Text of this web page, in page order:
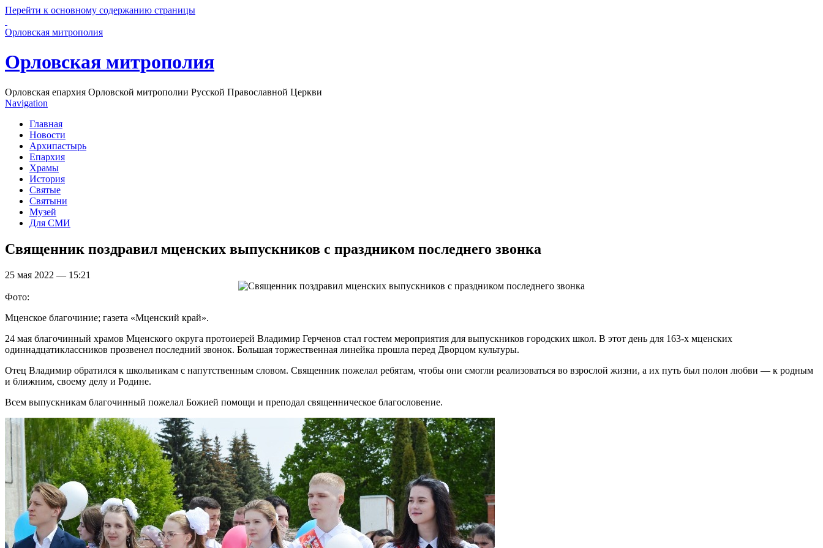
Перейти к основному содержанию страницы
Орловская митрополия
Орловская митрополия
Орловская епархия Орловской митрополии Русской Православной Церкви
Navigation
Главная
Новости
Архипастырь
Епархия
Храмы
История
Святые
Святыни
Музей
Для СМИ
Священник поздравил мценских выпускников с праздником последнего звонка
25 мая 2022 — 15:21
Фото:
Мценское благочиние; газета «Мценский край».
24 мая благочинный храмов Мценского округа протоиерей Владимир Герченов стал гостем мероприятия для выпускников городских школ. В этот день для 163-х мценских
одиннадцатиклассников прозвенел последний звонок. Большая торжественная линейка прошла перед Дворцом культуры.
Отец Владимир обратился к школьникам с напутственным словом. Священник пожелал ребятам, чтобы они смогли реализоваться во взрослой жизни, а их путь был полон любви — к родным
и ближним, своему делу и Родине.
Всем выпускникам благочинный пожелал Божией помощи и преподал священническое благословение.